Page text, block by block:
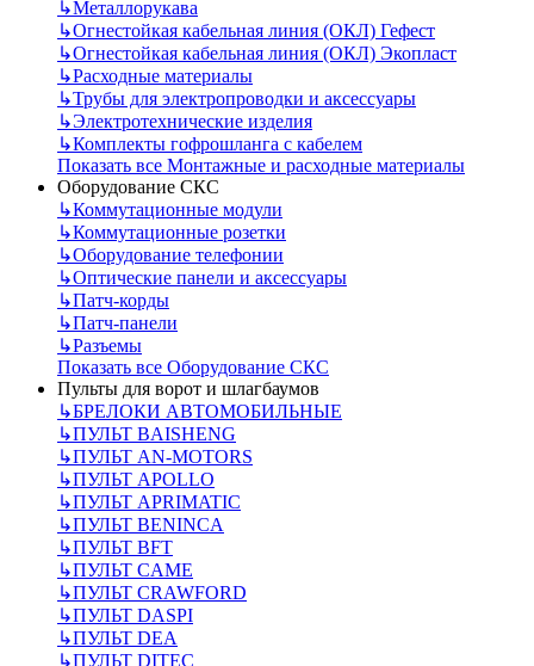
↳Металлорукава
↳Огнестойкая кабельная линия (ОКЛ) Гефест
↳Огнестойкая кабельная линия (ОКЛ) Экопласт
↳Расходные материалы
↳Трубы для электропроводки и аксессуары
↳Электротехнические изделия
↳Комплекты гофрошланга с кабелем
Показать все Монтажные и расходные материалы
Оборудование СКС
↳Коммутационные модули
↳Коммутационные розетки
↳Оборудование телефонии
↳Оптические панели и аксессуары
↳Патч-корды
↳Патч-панели
↳Разъемы
Показать все Оборудование СКС
Пульты для ворот и шлагбаумов
↳БРЕЛОКИ АВТОМОБИЛЬНЫЕ
↳ПУЛЬТ BAISHENG
↳ПУЛЬТ AN-MOTORS
↳ПУЛЬТ APOLLO
↳ПУЛЬТ APRIMATIC
↳ПУЛЬТ BENINCA
↳ПУЛЬТ BFT
↳ПУЛЬТ CAME
↳ПУЛЬТ CRAWFORD
↳ПУЛЬТ DASPI
↳ПУЛЬТ DEA
↳ПУЛЬТ DITEC